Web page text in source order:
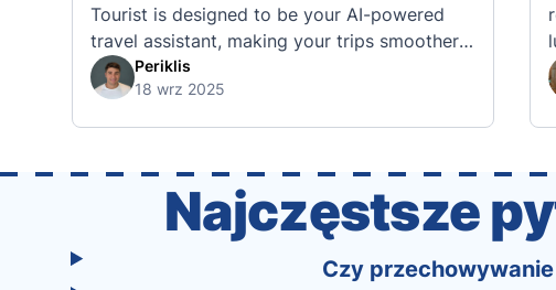
Tourist is designed to be your AI-powered
travel assistant, making your trips smoother,
smarter, and stress-free. 🧭 What Makes the
Tourist App Unique? Unlike standard travel
trip planning becomes as exciting …
Periklis
18 wrz 2025
Najczęstsze
Czy